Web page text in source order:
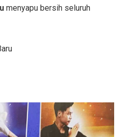
menyapu bersih seluruh